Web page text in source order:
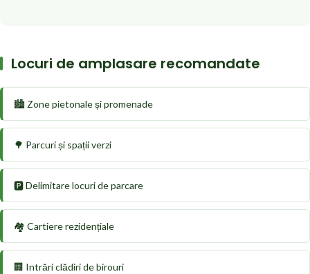
Locuri de amplasare recomandate
🏙️ Zone pietonale și promenade
🌳 Parcuri și spații verzi
🅿️ Delimitare locuri de parcare
🏘️ Cartiere rezidențiale
🏢 Intrări clădiri de birouri